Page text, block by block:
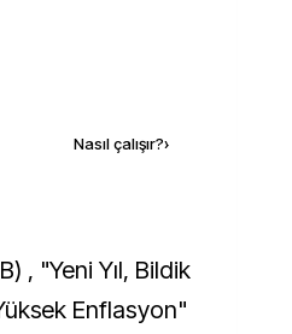
Nasıl çalışır?›
Enflasyon"